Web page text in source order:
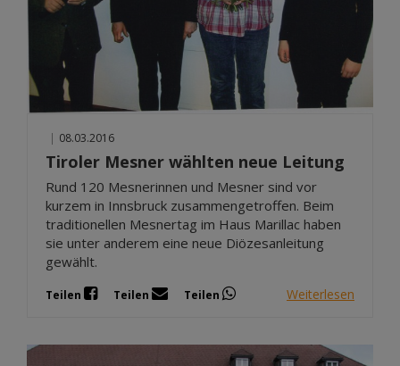
| 08.03.2016
Tiroler Mesner wählten neue Leitung
Rund 120 Mesnerinnen und Mesner sind vor
kurzem in Innsbruck zusammengetroffen. Beim
traditionellen Mesnertag im Haus Marillac haben
sie unter anderem eine neue Diözesanleitung
gewählt.
Teilen Teilen Teilen Weiterlesen